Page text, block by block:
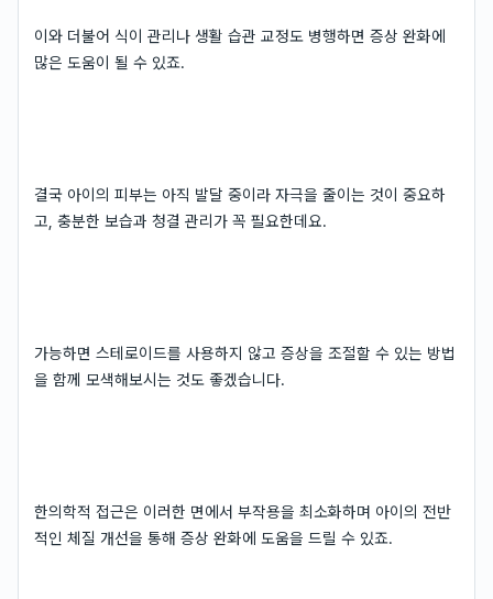
이와 더불어 식이 관리나 생활 습관 교정도 병행하면 증상 완화에
많은 도움이 될 수 있죠.
결국 아이의 피부는 아직 발달 중이라 자극을 줄이는 것이 중요하
고, 충분한 보습과 청결 관리가 꼭 필요한데요.
가능하면 스테로이드를 사용하지 않고 증상을 조절할 수 있는 방법
을 함께 모색해보시는 것도 좋겠습니다.
한의학적 접근은 이러한 면에서 부작용을 최소화하며 아이의 전반
적인 체질 개선을 통해 증상 완화에 도움을 드릴 수 있죠.